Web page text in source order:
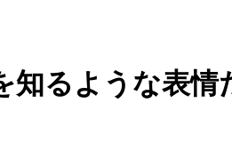
知るような表情